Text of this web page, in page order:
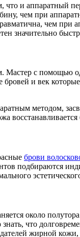
что и
чем при
чем при
значительно
с помощью
и век
методом,
брови
подбираются
около
что
жирной